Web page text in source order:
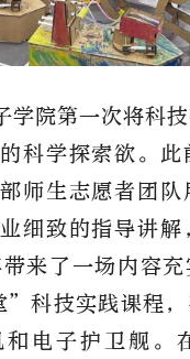
学院第一次将科
科学探索欲。此
师生志愿者团队
细致的指导讲解
来了一场内容
科技实践课程，
电子护卫舰。